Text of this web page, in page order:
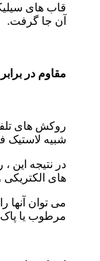
قاب های
آن جا گرفت.
مقاوم در
روکش های
شبیه لاستیک
در نتیجه این
های الکتریکی
می توان آنها
مرطوب یا پاک